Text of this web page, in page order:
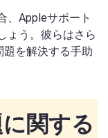
、Appleサポート
ょう。彼らはさら
題を解決する手助
関する